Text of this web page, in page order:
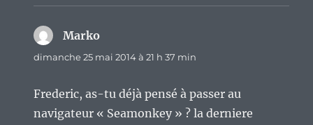
Marko
dimanche 25 mai 2014 à 21 h 37 min
Frederic, as-tu déjà pensé à passer au
navigateur « Seamonkey » ? la derniere